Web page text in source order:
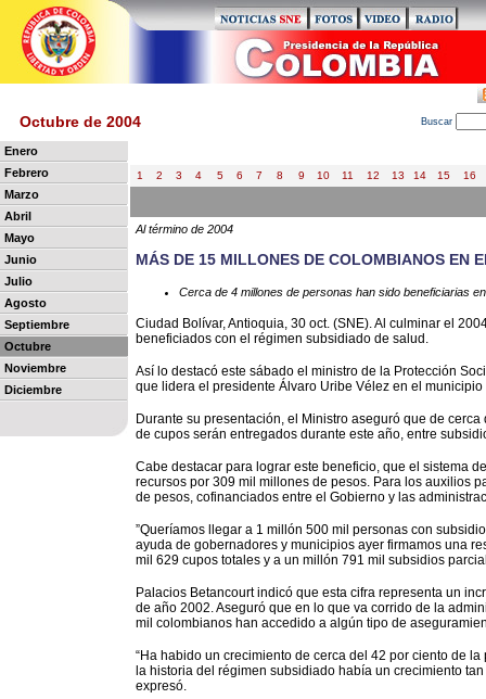
Octubre de 2004 Buscar
Enero
Febrero
Marzo
Abril
Mayo
Junio
Julio
Agosto
Septiembre
Octubre
Noviembre
Diciembre
1 2 3 4 5 6 7 8 9 10 11 12 13 14 15 16
Al término de 2004
MÁS DE 15 MILLONES DE COLOMBIANOS EN
Cerca de 4 millones de personas han sido beneficiarias
Ciudad Bolívar, Antioquia, 30 oct. (SNE). Al culminar el
beneficiados con el régimen subsidiado de salud.
Así lo destacó este sábado el ministro de la Protección
que lidera el presidente Álvaro Uribe Vélez en el
Durante su presentación, el Ministro aseguró que de
de cupos serán entregados durante este año, entre
Cabe destacar para lograr este beneficio, que el sistema
recursos por 309 mil millones de pesos. Para los auxilios
de pesos, cofinanciados entre el Gobierno y las
”Queríamos llegar a 1 millón 500 mil personas con
ayuda de gobernadores y municipios ayer firmamos una
mil 629 cupos totales y a un millón 791 mil subsidios
Palacios Betancourt indicó que esta cifra representa un
de año 2002. Aseguró que en lo que va corrido de la
mil colombianos han accedido a algún tipo de
“Ha habido un crecimiento de cerca del 42 por ciento de
la historia del régimen subsidiado había un crecimiento
expresó.